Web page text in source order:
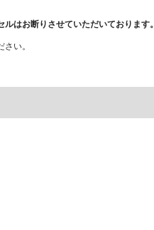
はお断りさせていただいております。
い。